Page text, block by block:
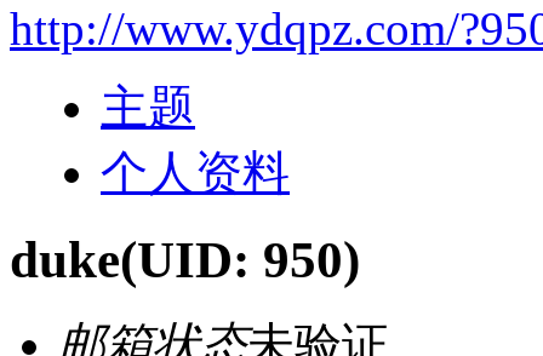
http://www.ydqpz.com/
主题
个人资料
duke(UID: 950)
邮箱状态未验证